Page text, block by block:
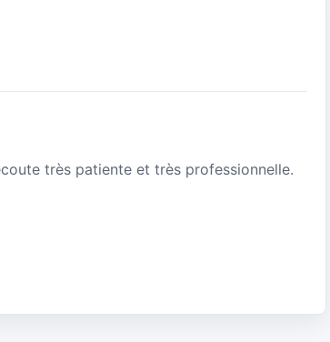
très patiente et très professionnelle.